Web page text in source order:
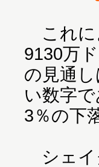
これに
9130万
の見通
い数字
3％の下
シェイ